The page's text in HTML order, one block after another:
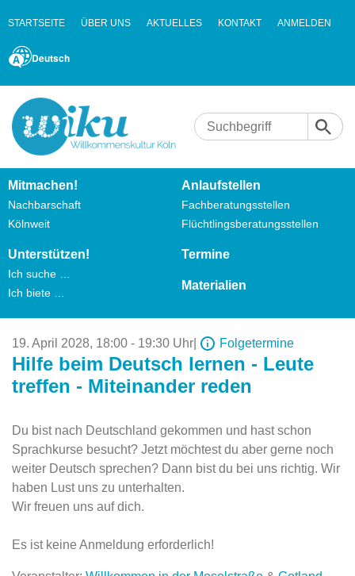
STARTSEITE ÜBER UNS AKTUELLES KONTAKT ANMELDEN
Deutsch
Mitmachen!
Nachbarschaft
Kölnweit
Anlaufstellen
Fachberatungsstellen
Flüchtlingsberatungsstellen
Unterstützen!
Ich suche …
Ich biete …
Termine
Materialien
19. April 2028, 18:00 - 19:30 Uhr Folgetermine
Hilfe beim Deutsch lernen - Leute
treffen - Miteinander reden
Du bist nach Deutschland gekommen und hast schon
Sprachkurse besucht? Jetzt möchtest du aber gerne noch
weiter Deutsch sprechen? Dann bist du bei uns richtig. Wir
haben Lust uns zu unterhalten.
Wir freuen uns auf dich.
Es ist keine Anmeldung erforderlich!